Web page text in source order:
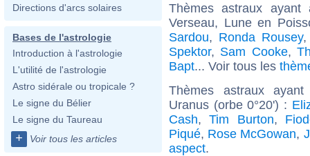
Directions d'arcs solaires
Bases de l'astrologie
Introduction à l'astrologie
L'utilité de l'astrologie
Astro sidérale ou tropicale ?
Le signe du Bélier
Le signe du Taureau
+ Voir tous les articles
Thèmes astraux
Verseau, Lune en
Sardou, Ronda Rousey
Spektor, Sam Cooke,
Bapt... Voir tous les
Thèmes astraux
Uranus (orbe 0°20') :
Cash,Tim Burton,
Piqué, Rose McGowan,
aspect.